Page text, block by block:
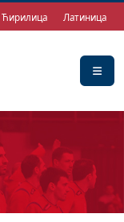
Ћирилица Латиница